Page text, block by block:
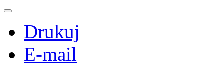
Drukuj
E-mail